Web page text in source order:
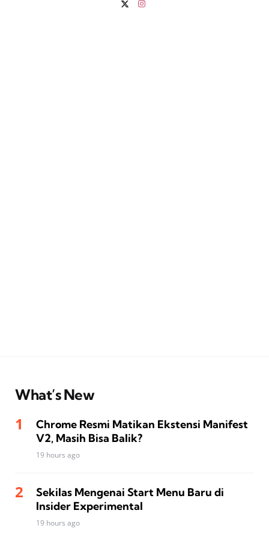
What’s New
Chrome Resmi Matikan Ekstensi Manifest
V2, Masih Bisa Balik?
19 hours ago
Sekilas Mengenai Start Menu Baru di
Insider Experimental
19 hours ago